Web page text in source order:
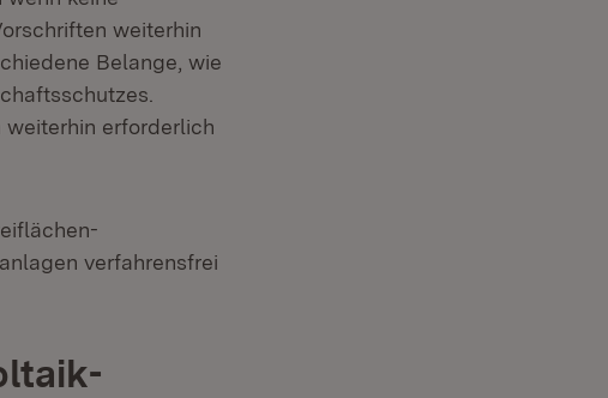
weiterhin
Belange, wie
weiterhin erforderlich
verfahrensfrei